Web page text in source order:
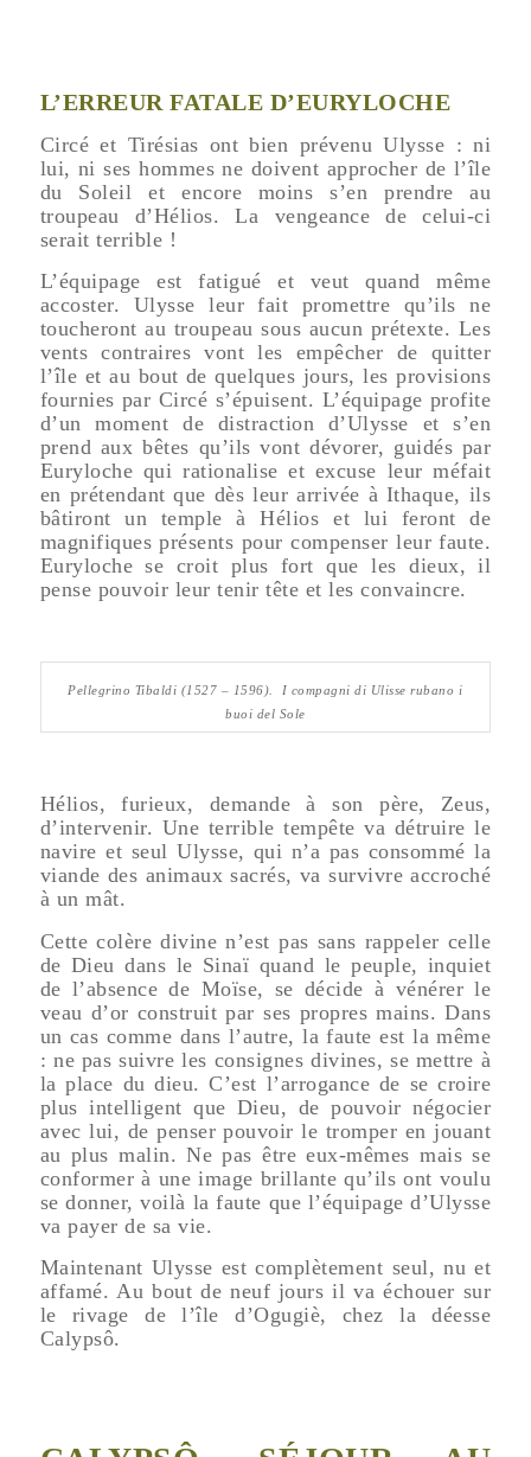
L’ERREUR FATALE D’EURYLOCHE
Circé et Tirésias ont bien prévenu Ulysse : ni
lui, ni ses hommes ne doivent approcher de l’île
du Soleil et encore moins s’en prendre au
troupeau d’Hélios. La vengeance de celui-ci
serait terrible !
L’équipage est fatigué et veut quand même
accoster. Ulysse leur fait promettre qu’ils ne
toucheront au troupeau sous aucun prétexte. Les
vents contraires vont les empêcher de quitter
l’île et au bout de quelques jours, les provisions
fournies par Circé s’épuisent. L’équipage profite
d’un moment de distraction d’Ulysse et s’en
prend aux bêtes qu’ils vont dévorer, guidés par
Euryloche qui rationalise et excuse leur méfait
en prétendant que dès leur arrivée à Ithaque, ils
bâtiront un temple à Hélios et lui feront de
magnifiques présents pour compenser leur faute.
Euryloche se croit plus fort que les dieux, il
pense pouvoir leur tenir tête et les convaincre.
Pellegrino Tibaldi (1527 – 1596). I compagni di Ulisse rubano i
buoi del Sole
Hélios, furieux, demande à son père, Zeus,
d’intervenir. Une terrible tempête va détruire le
navire et seul Ulysse, qui n’a pas consommé la
viande des animaux sacrés, va survivre accroché
à un mât.
Cette colère divine n’est pas sans rappeler celle
de Dieu dans le Sinaï quand le peuple, inquiet
de l’absence de Moïse, se décide à vénérer le
veau d’or construit par ses propres mains. Dans
un cas comme dans l’autre, la faute est la même
: ne pas suivre les consignes divines, se mettre à
la place du dieu. C’est l’arrogance de se croire
plus intelligent que Dieu, de pouvoir négocier
avec lui, de penser pouvoir le tromper en jouant
au plus malin. Ne pas être eux-mêmes mais se
conformer à une image brillante qu’ils ont voulu
se donner, voilà la faute que l’équipage d’Ulysse
va payer de sa vie.
Maintenant Ulysse est complètement seul, nu et
affamé. Au bout de neuf jours il va échouer sur
le rivage de l’île d’Ogugiè, chez la déesse
Calypsô.